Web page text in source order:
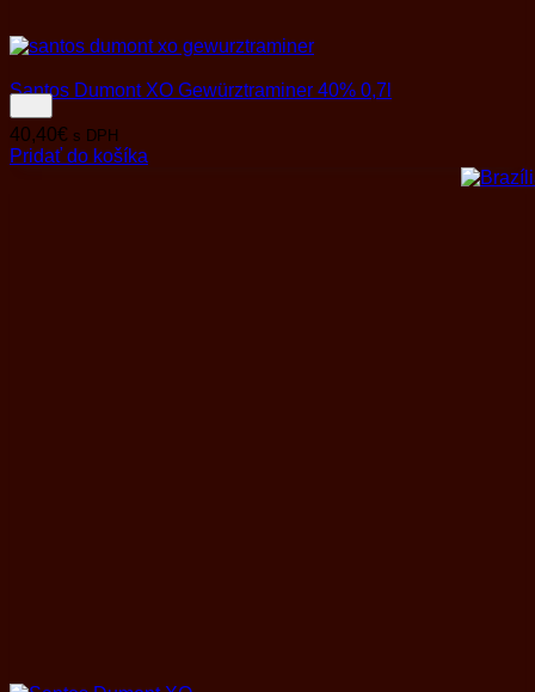
Santos Dumont XO Gewürztraminer 40% 0,7l
40,40€ s DPH
Pridať do košíka